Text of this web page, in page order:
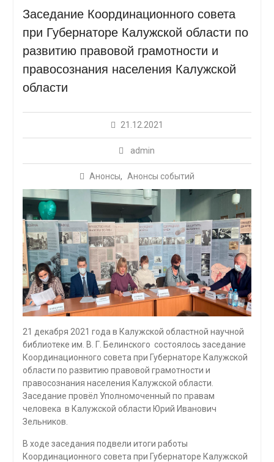
Заседание Координационного совета
при Губернаторе Калужской области по
развитию правовой грамотности и
правосознания населения Калужской
области
21.12.2021
admin
Анонсы, Анонсы событий
21 декабря 2021 года в Калужской областной научной
библиотеке им. В. Г. Белинского состоялось заседание
Координационного совета при Губернаторе Калужской
области по развитию правовой грамотности и
правосознания населения Калужской области.
Заседание провёл Уполномоченный по правам
человека в Калужской области Юрий Иванович
Зельников.
В ходе заседания подвели итоги работы
Координационного совета при Губернаторе Калужской